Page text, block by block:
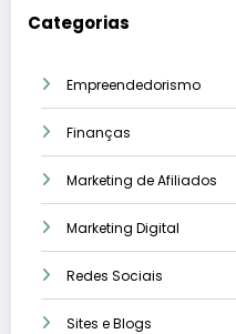
Categorias
Empreendedorismo
Finanças
Marketing de Afiliados
Marketing Digital
Redes Sociais
Sites e Blogs